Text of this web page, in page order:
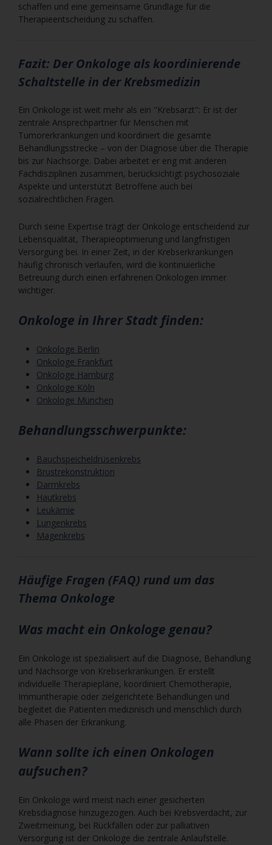
schaffen und eine gemeinsame Grundlage für die
Therapieentscheidung zu schaffen.
Fazit: Der Onkologe als koordinierende
Schaltstelle in der Krebsmedizin
Ein Onkologe ist weit mehr als ein "Krebsarzt": Er ist der
zentrale Ansprechpartner für Menschen mit
Tumorerkrankungen und koordiniert die gesamte
Behandlungsstrecke – von der Diagnose über die Therapie
bis zur Nachsorge. Dabei arbeitet er eng mit anderen
Fachdisziplinen zusammen, berücksichtigt psychosoziale
Aspekte und unterstützt Betroffene auch bei
sozialrechtlichen Fragen.
Durch seine Expertise trägt der Onkologe entscheidend zur
Lebensqualität, Therapieoptimierung und langfristigen
Versorgung bei. In einer Zeit, in der Krebserkrankungen
häufig chronisch verlaufen, wird die kontinuierliche
Betreuung durch einen erfahrenen Onkologen immer
wichtiger.
Onkologe in Ihrer Stadt finden:
Onkologe Berlin
Onkologe Frankfurt
Onkologe Hamburg
Onkologe Köln
Onkologe München
Behandlungsschwerpunkte:
Bauchspeicheldrüsenkrebs
Brustrekonstruktion
Darmkrebs
Hautkrebs
Leukämie
Lungenkrebs
Magenkrebs
Häufige Fragen (FAQ) rund um das
Thema Onkologe
Was macht ein Onkologe genau?
Ein Onkologe ist spezialisiert auf die Diagnose, Behandlung
und Nachsorge von Krebserkrankungen. Er erstellt
individuelle Therapiepläne, koordiniert Chemotherapie,
Immuntherapie oder zielgerichtete Behandlungen und
begleitet die Patienten medizinisch und menschlich durch
alle Phasen der Erkrankung.
Wann sollte ich einen Onkologen
aufsuchen?
Ein Onkologe wird meist nach einer gesicherten
Krebsdiagnose hinzugezogen. Auch bei Krebsverdacht, zur
Zweitmeinung, bei Rückfällen oder zur palliativen
Versorgung ist der Onkologe die zentrale Anlaufstelle.